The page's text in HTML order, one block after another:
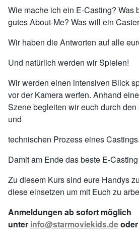
Wie mache ich ein E-Casting? Was
gutes About-Me? Was will ein
Wir haben die Antworten auf alle
Und natürlich werden wir Spielen!
Wir werden einen intensiven Blick
vor der Kamera werfen. Anhand
Szene begleiten wir euch durch
und
technischen Prozess eines Castings.
Damit am Ende das beste E-
Zu diesem Kurs sind eure Handys
diese einsetzen um mit Euch zu
Anmeldungen ab sofort möglich
unter info@starmoviekids.de